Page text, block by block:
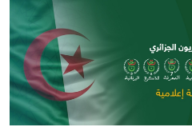
Skip to main content